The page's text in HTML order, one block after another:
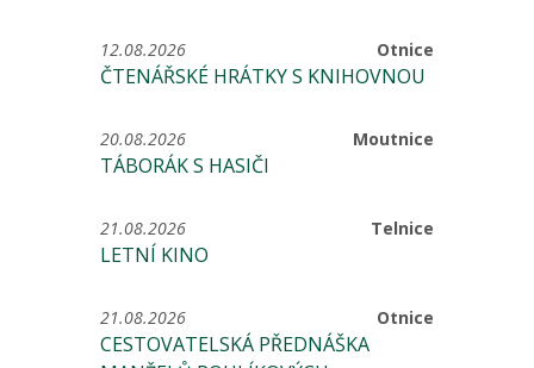
Otnice
12.08.2026
ČTENÁŘSKÉ HRÁTKY S KNIHOVNOU
Moutnice
20.08.2026
TÁBORÁK S HASIČI
Telnice
21.08.2026
LETNÍ KINO
Otnice
21.08.2026
CESTOVATELSKÁ PŘEDNÁŠKA